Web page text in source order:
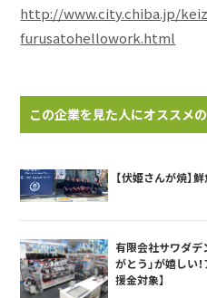
http://www.city.chiba.jp/
furusatohellowork.html
この企業を見た人にオススメ
【伏姫さんが焼】
有限会社サワダデ
がとう」が嬉しい
援金対象】